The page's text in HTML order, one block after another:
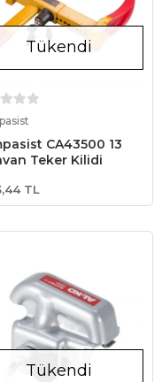
Tükendi
CA43500 13
Teker Kilidi
TL
Tükendi